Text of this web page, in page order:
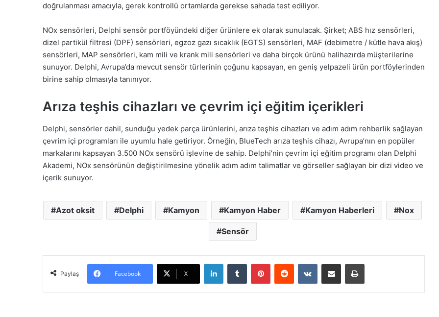
doğrulanması amacıyla, gerek kontrollü ortamlarda gerekse sahada test ediliyor.
NOx sensörleri, Delphi sensör portföyündeki diğer ürünlere ek olarak sunulacak. Şirket; ABS hız sensörleri,
dizel partikül filtresi (DPF) sensörleri, egzoz gazı sıcaklık (EGTS) sensörleri, MAF (debimetre / kütle hava akış)
sensörleri, MAP sensörleri, kam mili ve krank mili sensörleri ve daha birçok ürünü halihazırda müşterilerine
sunuyor. Delphi, Avrupa’da mevcut sensör türlerinin çoğunu kapsayan, en geniş yelpazeli ürün portföylerinden
birine sahip olmasıyla tanınıyor.
Arıza teşhis cihazları ve çevrim içi eğitim içerikleri
Delphi, sensörler dahil, sunduğu yedek parça ürünlerini, arıza teşhis cihazları ve adım adım rehberlik sağlayan
çevrim içi programları ile uyumlu hale getiriyor. Örneğin, BlueTech arıza teşhis cihazı, Avrupa’nın en popüler
markalarını kapsayan 3.500 NOx sensörü işlevine de sahip. Delphi’nin çevrim içi eğitim programı olan Delphi
Akademi, NOx sensörünün değiştirilmesine yönelik adım adım talimatlar ve görseller sağlayan bir dizi video ve
içerik sunuyor.
Azot oksit Delphi Kamyon Kamyon Haber Kamyon Haberleri Nox
Sensör
Paylaş Facebook X
LinkedInTumblr PinterestReddit VKontakteE-Posta ile paylaş Yazdır